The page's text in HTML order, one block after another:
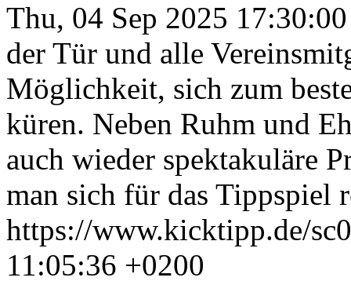
Thu, 04 Sep 2025
der Tür und alle
Möglichkeit, sich zum
küren. Neben Ruhm und
auch wieder spektakuläre
man sich für das Tippspiel
https://www.kicktipp.de/
11:05:36 +0200